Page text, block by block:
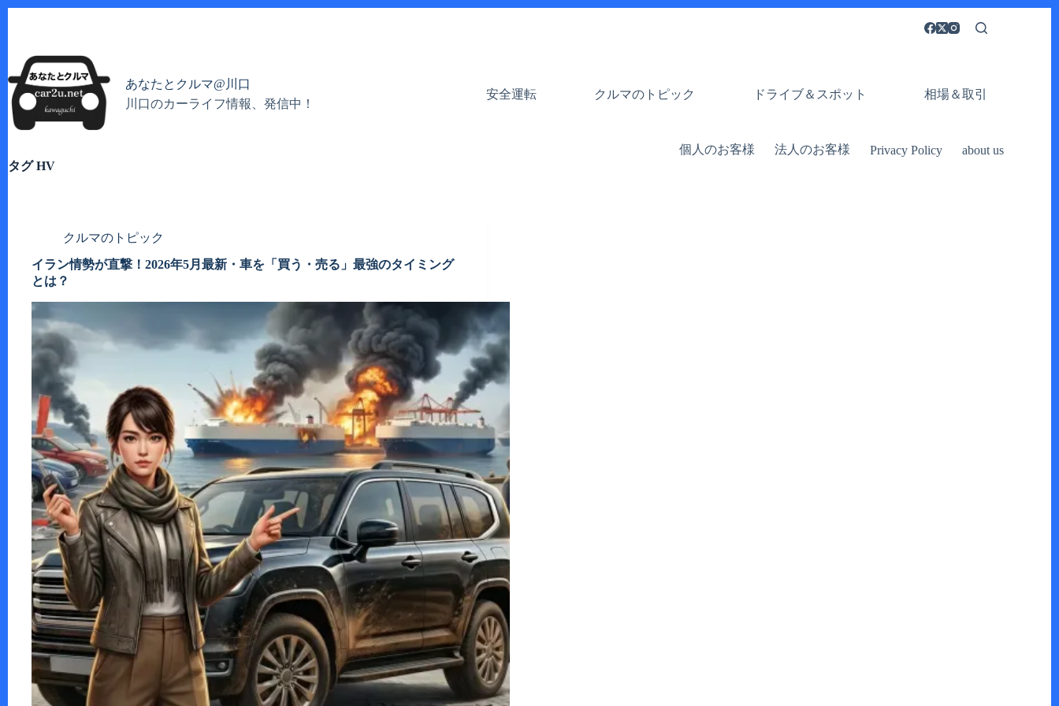
ツ
へ
ス
キ
プ
あなたとクルマ@川口
川口のカーライフ情報、発信中！
安全運転 クルマのトピック ドライブ＆スポット 相場＆取引
個人のお客様 法人のお客様 Privacy Policy
about us
タグHV
クルマのトピック
イラン情勢が直撃！2026年5月最新・車を「買う・売る」最強のタイミング
とは？